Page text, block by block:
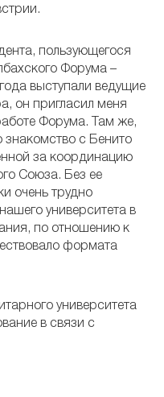
пользующегося
Форума –
выступали ведущие
он пригласил меня
Форума. Там же,
знакомство с Бенито
за координацию
Союза. Без ее
очень трудно
университета в
по отношению к
формата
университета
в связи с